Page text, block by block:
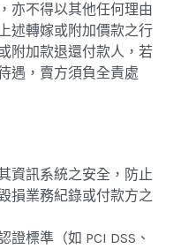
亦不得以其他任何理由
述轉嫁或附加價款之行
附加款退還付款人，若
遇，賣方須負全責處
資訊系統之安全，防止
損業務紀錄或付款方之
標準（如 PCI DSS、